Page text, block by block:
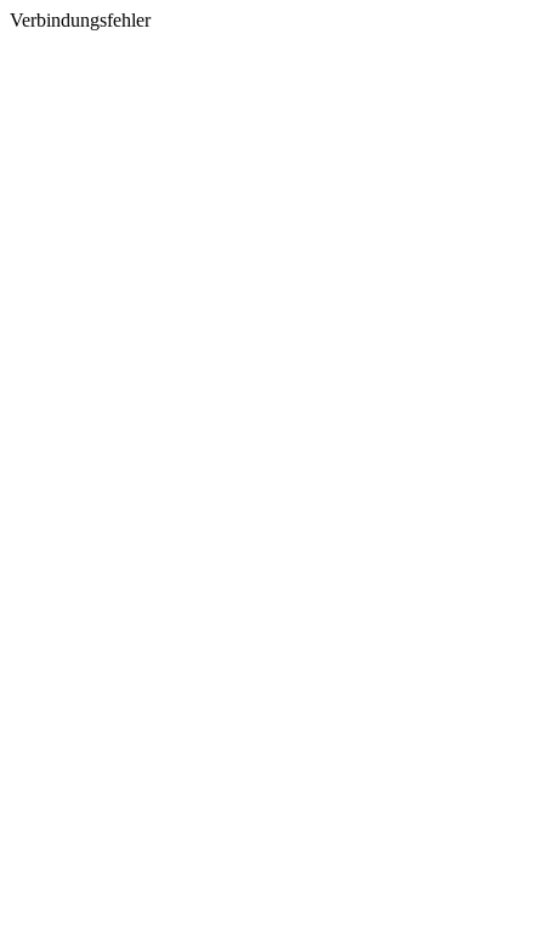
Verbindungsfehler